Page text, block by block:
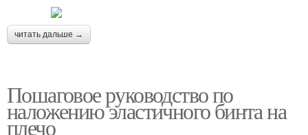
читать дальше →
Пошаговое руководство по
наложению эластичного бинта на
плечо